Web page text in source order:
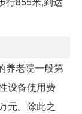
养老院一般第
设备使用费
元。除此之